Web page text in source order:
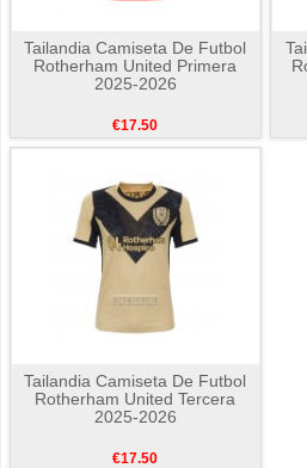
Tailandia Camiseta De Futbol
Rotherham United Primera
2025-2026
€17.50
Tailandia Camiseta De Futbol
Rotherham United Tercera
2025-2026
€17.50